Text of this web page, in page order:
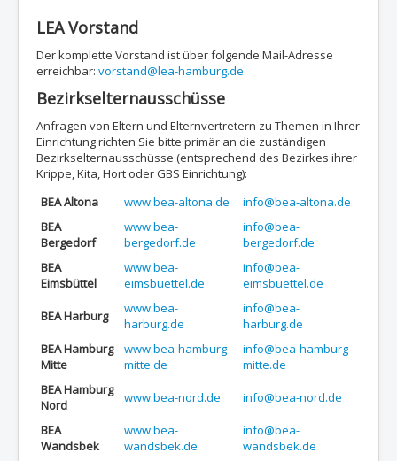
LEA Vorstand
Der komplette Vorstand ist über folgende Mail-Adresse
erreichbar: vorstand@lea-hamburg.de
Bezirkselternausschüsse
Anfragen von Eltern und Elternvertretern zu Themen in Ihrer
Einrichtung richten Sie bitte primär an die zuständigen
Bezirkselternausschüsse (entsprechend des Bezirkes ihrer
Krippe, Kita, Hort oder GBS Einrichtung):
BEA Altona
www.bea-altona.de
info@bea-altona.de
BEA
Bergedorf
www.bea-
bergedorf.de
info@bea-
bergedorf.de
BEA
Eimsbüttel
www.bea-
eimsbuettel.de
info@bea-
eimsbuettel.de
BEA Harburg
www.bea-
harburg.de
info@bea-
harburg.de
BEA Hamburg
Mitte
www.bea-hamburg-
mitte.de
info@bea-hamburg-
mitte.de
BEA Hamburg
Nord
www.bea-nord.de info@bea-nord.de
BEA
Wandsbek
www.bea-
wandsbek.de
info@bea-
wandsbek.de